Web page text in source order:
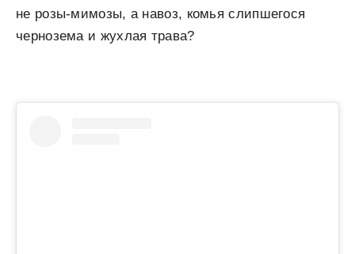
не розы-мимозы, а навоз, комья слипшегося
чернозема и жухлая трава?